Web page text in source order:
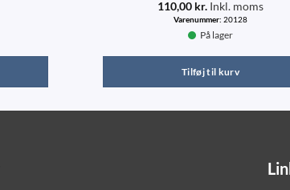
110,00 kr. Inkl. moms
Varenummer: 20128
På lager
Tilføj til kurv